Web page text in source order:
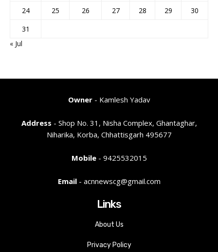
24
25 26 27 28 29
30
31
« Jul
Owner- Kamlesh Yadav
Address - Shop No. 31, Nisha Complex, Ghantaghar,
Niharika, Korba, Chhattisgarh 495677
Mobile- 9425532015
Email- acnnewscg@gmail.com
Links
About Us
Privacy Policy